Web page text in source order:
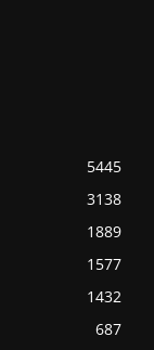
5445
3138
1889
1577
1432
687